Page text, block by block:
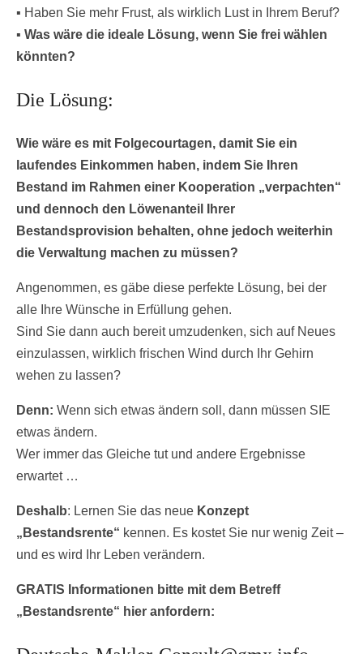
▪ Haben Sie mehr Frust, als wirklich Lust in Ihrem Beruf?
▪ Was wäre die ideale Lösung, wenn Sie frei wählen
könnten?
Die Lösung:
Wie wäre es mit Folgecourtagen, damit Sie ein
laufendes Einkommen haben, indem Sie Ihren
Bestand im Rahmen einer Kooperation „verpachten“
und dennoch den Löwenanteil Ihrer
Bestandsprovision behalten, ohne jedoch weiterhin
die Verwaltung machen zu müssen?
Angenommen, es gäbe diese perfekte Lösung, bei der
alle Ihre Wünsche in Erfüllung gehen.
Sind Sie dann auch bereit umzudenken, sich auf Neues
einzulassen, wirklich frischen Wind durch Ihr Gehirn
wehen zu lassen?
Denn: Wenn sich etwas ändern soll, dann müssen SIE
etwas ändern.
Wer immer das Gleiche tut und andere Ergebnisse
erwartet …
Deshalb: Lernen Sie das neue Konzept
„Bestandsrente“ kennen. Es kostet Sie nur wenig Zeit –
und es wird Ihr Leben verändern.
GRATIS Informationen bitte mit dem Betreff
„Bestandsrente“ hier anfordern: